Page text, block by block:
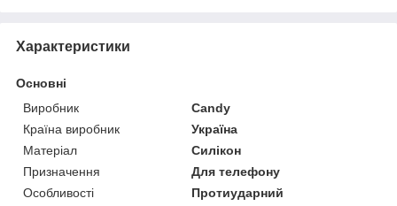
Характеристики
Основні
Виробник
Candy
Країна виробник
Україна
Матеріал
Силікон
Призначення
Для телефону
Особливості
Протиударний